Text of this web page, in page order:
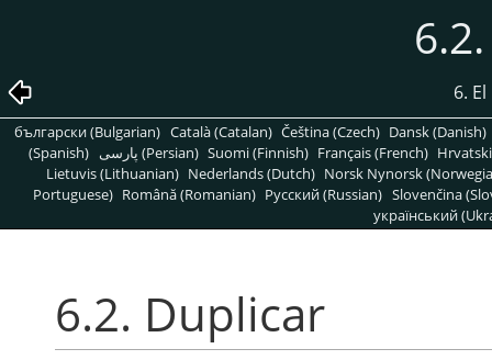
6.
български (Bulgarian) Català (Catalan) Čeština (Czech) Dansk (Danish)
(Spanish)
پارسی (Persian) Suomi (Finnish) Français (French)
Lietuvis (Lithuanian) Nederlands (Dutch) Norsk Nynorsk
Portuguese) Română (Romanian) Pусский (Russian) Slovenčina
український
6.2. Duplicar